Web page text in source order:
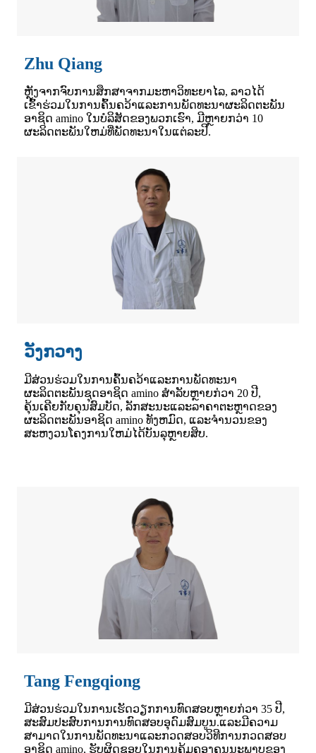
Zhu Qiang
ຫຼັງຈາກຈົບການສຶກສາຈາກມະຫາວິທະຍາໄລ, ລາວໄດ້
ເຂົ້າຮ່ວມໃນການຄົ້ນຄວ້າແລະການພັດທະນາຜະລິດຕະພັນ
ອາຊິດ amino ໃນບໍລິສັດຂອງພວກເຮົາ, ມີຫຼາຍກວ່າ 10
ຜະລິດຕະພັນໃຫມ່ທີ່ພັດທະນາໃນແຕ່ລະປີ.
ວັງກວາງ
ມີສ່ວນຮ່ວມໃນການຄົ້ນຄວ້າແລະການພັດທະນາ
ຜະລິດຕະພັນຊຸດອາຊິດ amino ສໍາລັບຫຼາຍກ່ວາ 20 ປີ,
ຄຸ້ນເຄີຍກັບຄຸນສົມບັດ, ລັກສະນະແລະລາຄາຕະຫຼາດຂອງ
ຜະລິດຕະພັນອາຊິດ amino ທັງຫມົດ, ແລະຈໍານວນຂອງ
ສະຫງວນໂຄງການໃຫມ່ໄດ້ບັນລຸຫຼາຍສິບ.
Tang Fengqiong
ມີສ່ວນຮ່ວມໃນການເຮັດວຽກການທົດສອບຫຼາຍກ່ວາ 35 ປີ,
ສະສົມປະສົບການການທົດສອບອຸດົມສົມບູນ.ແລະມີຄວາມ
ສາມາດໃນການພັດທະນາແລະກວດສອບວິທີການກວດສອບ
ອາຊິດ amino, ຮັບຜິດຊອບໃນການຄຸ້ມຄອງຄຸນນະພາບຂອງ